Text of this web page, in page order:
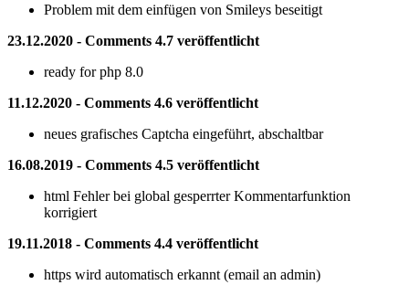
Problem mit dem einfügen von Smileys beseitigt
23.12.2020 - Comments 4.7 veröffentlicht
ready for php 8.0
11.12.2020 - Comments 4.6 veröffentlicht
neues grafisches Captcha eingeführt, abschaltbar
16.08.2019 - Comments 4.5 veröffentlicht
html Fehler bei global gesperrter Kommentarfunktion
korrigiert
19.11.2018 - Comments 4.4 veröffentlicht
https wird automatisch erkannt (email an admin)